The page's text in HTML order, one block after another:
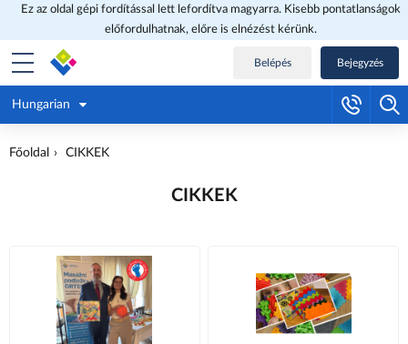
Ez az oldal gépi fordítással lett lefordítva magyarra. Kisebb pontatlanságok
előfordulhatnak, előre is elnézést kérünk.
Belépés Bejegyzés
Hungarian
Főoldal CIKKEK
CIKKEK